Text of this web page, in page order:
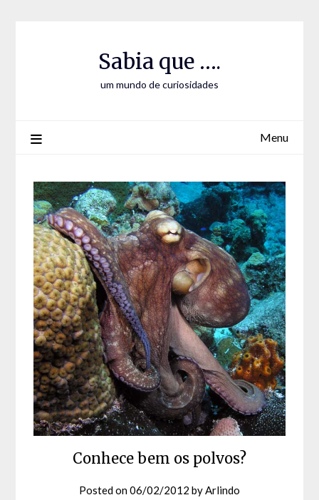
Sabia que ….
um mundo de curiosidades
Menu
Conhece bem os polvos?
Posted on06/02/2012 by Arlindo